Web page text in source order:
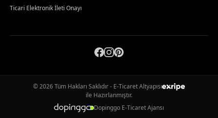
Ticari Elektronik İleti Onayı
© 2026 Tüm Hakları Saklıdır - E-Ticaret Altyapısı
ile Hazırlanmıştır.
Dopinggo E-Ticaret Ajansı